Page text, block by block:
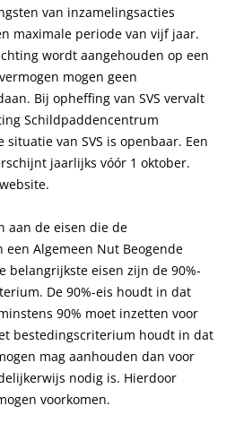
van inzamelingsacties
maximale periode van vijf jaar.
wordt aangehouden op een
mogen geen
Bij opheffing van SVS vervalt
Schildpaddencentrum
van SVS is openbaar. Een
jaarlijks vóór 1 oktober.
aan de eisen die de
Algemeen Nut Beogende
belangrijkste eisen zijn de 90%-
De 90%-eis houdt in dat
90% moet inzetten voor
bestedingscriterium houdt in dat
mag aanhouden dan voor
nodig is. Hierdoor
voorkomen.